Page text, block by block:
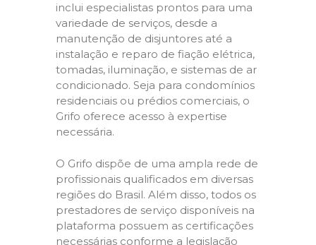
inclui especialistas prontos para uma
variedade de serviços, desde a
manutenção de disjuntores até a
instalação e reparo de fiação elétrica,
tomadas, iluminação, e sistemas de ar
condicionado. Seja para condomínios
residenciais ou prédios comerciais, o
Grifo oferece acesso à expertise
necessária.
O Grifo dispõe de uma ampla rede de
profissionais qualificados em diversas
regiões do Brasil. Além disso, todos os
prestadores de serviço disponíveis na
plataforma possuem as certificações
necessárias conforme a legislação